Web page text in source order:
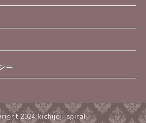
ー
2024 kichijoji spiral